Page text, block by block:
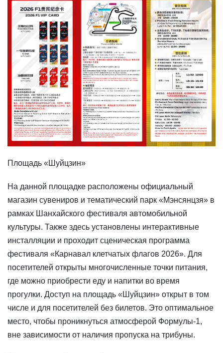
Площадь «Шуйцзин»
На данной площадке расположены официальный
магазин сувениров и тематический парк «Мэнсянцзя» в
рамках Шанхайского фестиваля автомобильной
культуры. Также здесь установлены интерактивные
инсталляции и проходит сценическая программа
фестиваля «Карнавал клетчатых флагов 2026». Для
посетителей открыты многочисленные точки питания,
где можно приобрести еду и напитки во время
прогулки. Доступ на площадь «Шуйцзин» открыт в том
числе и для посетителей без билетов. Это оптимальное
место, чтобы проникнуться атмосферой Формулы-1,
вне зависимости от наличия пропуска на трибуны.